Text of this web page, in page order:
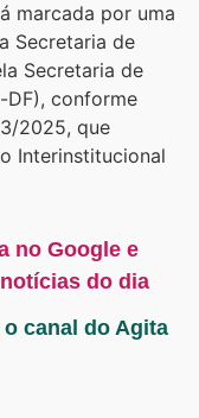
marcada por uma
Secretaria de
Secretaria de
DF), conforme
2025, que
Interinstitucional
no Google e
do dia
canal do Agita